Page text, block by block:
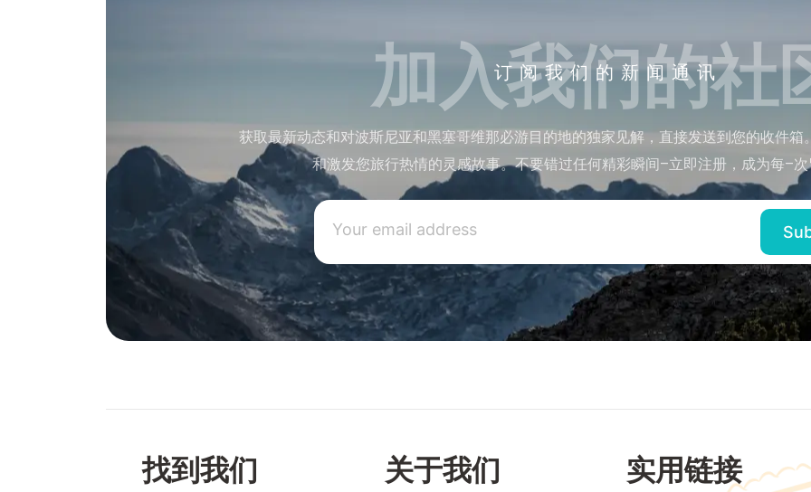
订阅我们的新闻通讯
加入我们的社
获取最新动态和对波斯尼亚和黑塞哥维那必游目的地的独家见解，直接发送到您的收件
和激发您旅行热情的灵感故事。不要错过任何精彩瞬间–立即注册，成为每–
找到我们 关于我们 实用链接